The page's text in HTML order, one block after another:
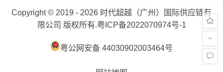
Copyright © 2019 - 2026 时代超越（广州）国际供应链有
限公司 版权所有.粤ICP备2022070974号-1
粤公网安备 44030902003464号